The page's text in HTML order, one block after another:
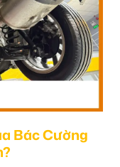
Bác Cường